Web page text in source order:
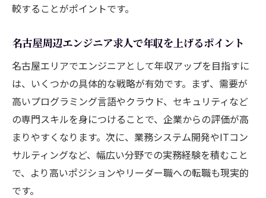
較することがポイントです。
名古屋周辺エンジニア求人で年収を上げるポイント
名古屋エリアでエンジニアとして年収アップを目指すに
は、いくつかの具体的な戦略が有効です。まず、需要が
高いプログラミング言語やクラウド、セキュリティなど
の専門スキルを身につけることで、企業からの評価が高
まりやすくなります。次に、業務システム開発やITコン
サルティングなど、幅広い分野での実務経験を積むこと
で、より高いポジションやリーダー職への転職も現実的
です。